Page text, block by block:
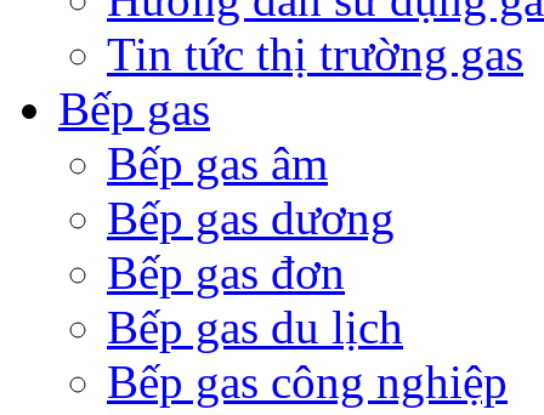
Tin tức thị trường gas
Bếp gas
Bếp gas âm
Bếp gas dương
Bếp gas đơn
Bếp gas du lịch
Bếp gas công nghiệp